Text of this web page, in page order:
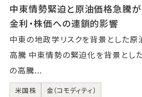
中東情勢緊迫と原油価格急騰が
金利・株価への連鎖的影響
中東の地政学リスクを背景とした原
高騰 中東情勢の緊迫化を背景とし
の高騰...
米国株 金（コモディティ）